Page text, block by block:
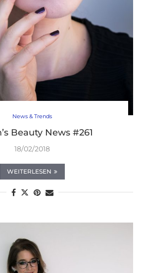
News & Trends
Beauty News #261
18/02/2018
WEITERLESEN